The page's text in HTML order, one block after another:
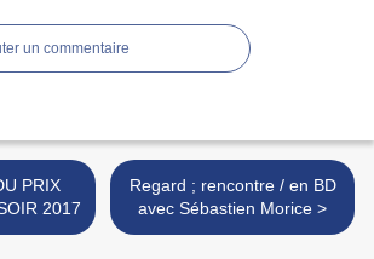
un commentaire
2017
Regard ; rencontre / en BD
avec Sébastien Morice >